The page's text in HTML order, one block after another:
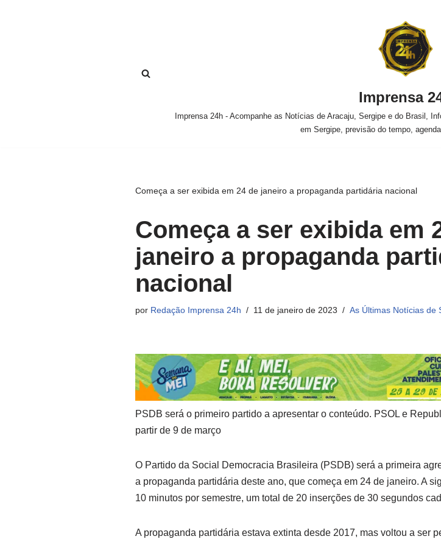
Imprensa
Imprensa 24h - Acompanhe as Notícias de Aracaju, Sergipe e do Brasil,
em Sergipe, previsão do tempo,
Começa a ser exibida em 24 de janeiro a propaganda partidária nacional
Começa a ser exibida em
janeiro a propaganda
nacional
por Redação Imprensa 24h 11 de janeiro de 2023 As Últimas Notícias de
PSDB será o primeiro partido a apresentar o conteúdo. PSOL e
partir de 9 de março
O Partido da Social Democracia Brasileira (PSDB) será a primeira
a propaganda partidária deste ano, que começa em 24 de janeiro. A
10 minutos por semestre, um total de 20 inserções de 30 segundos
A propaganda partidária estava extinta desde 2017, mas voltou a ser